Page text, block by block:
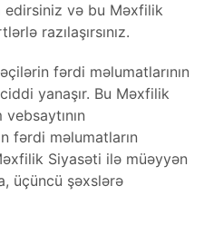
edirsiniz və bu Məxfilik
razılaşırsınız.
fərdi məlumatlarının
yanaşır. Bu Məxfilik
fərdi məlumatların
Siyasəti ilə müəyyən
üçüncü şəxslərə